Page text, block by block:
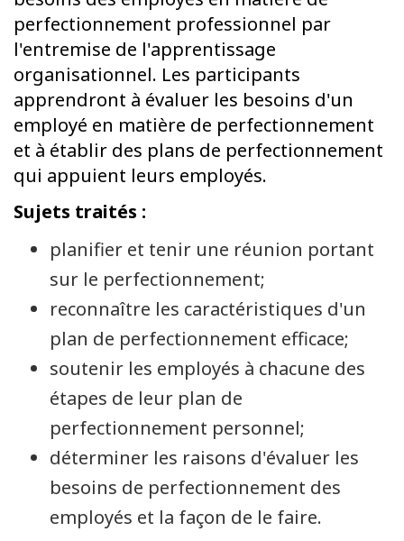
perfectionnement professionnel par
l'entremise de l'apprentissage
organisationnel. Les participants
apprendront à évaluer les besoins d'un
employé en matière de perfectionnement
et à établir des plans de perfectionnement
qui appuient leurs employés.
Sujets traités :
planifier et tenir une réunion portant
sur le perfectionnement;
reconnaître les caractéristiques d'un
plan de perfectionnement efficace;
soutenir les employés à chacune des
étapes de leur plan de
perfectionnement personnel;
déterminer les raisons d'évaluer les
besoins de perfectionnement des
employés et la façon de le faire.